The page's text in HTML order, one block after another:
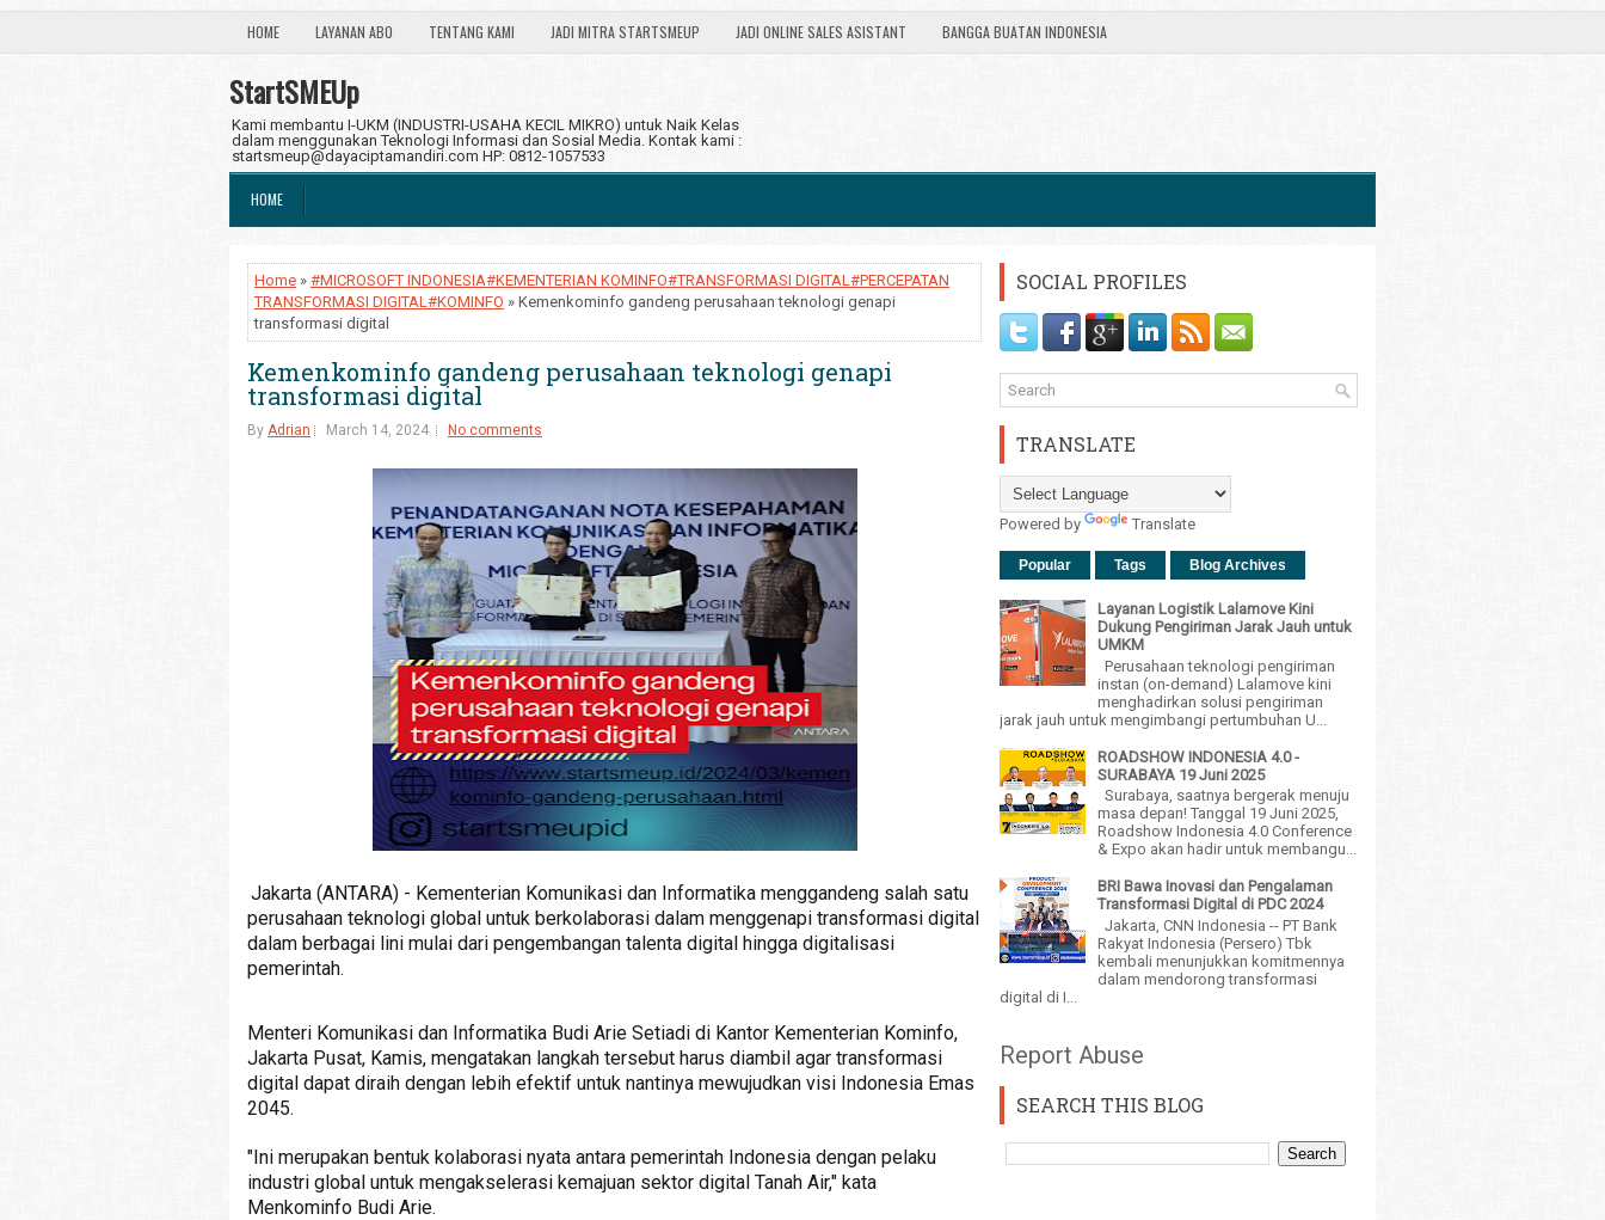
HOME LAYANAN ABO TENTANG KAMI JADI MITRA STARTSMEUP JADI ONLINE SALES ASISTANT BANGGA BUATAN INDONESIA
StartSMEUp
Kami membantu I-UKM (INDUSTRI-USAHA KECIL MIKRO) untuk Naik Kelas
dalam menggunakan Teknologi Informasi dan Sosial Media. Kontak kami :
startsmeup@dayaciptamandiri.com HP: 0812-1057533
HOME
Home » #MICROSOFT INDONESIA#KEMENTERIAN KOMINFO#TRANSFORMASI DIGITAL#PERCEPATAN
TRANSFORMASI DIGITAL#KOMINFO » Kemenkominfo gandeng perusahaan teknologi genapi
transformasi digital
Kemenkominfo gandeng perusahaan teknologi genapi
transformasi digital
By Adrian March 14, 2024 No comments
Jakarta (ANTARA) - Kementerian Komunikasi dan Informatika menggandeng salah satu
perusahaan teknologi global untuk berkolaborasi dalam menggenapi transformasi digital
dalam berbagai lini mulai dari pengembangan talenta digital hingga digitalisasi
pemerintah.
Menteri Komunikasi dan Informatika Budi Arie Setiadi di Kantor Kementerian Kominfo,
Jakarta Pusat, Kamis, mengatakan langkah tersebut harus diambil agar transformasi
digital dapat diraih dengan lebih efektif untuk nantinya mewujudkan visi Indonesia Emas
2045.
"Ini merupakan bentuk kolaborasi nyata antara pemerintah Indonesia dengan pelaku
industri global untuk mengakselerasi kemajuan sektor digital Tanah Air," kata
Menkominfo Budi Arie.
SOCIAL PROFILES
TRANSLATE
Powered by Translate
Popular Tags Blog Archives
Layanan Logistik Lalamove Kini
Dukung Pengiriman Jarak Jauh untuk
UMKM
Perusahaan teknologi pengiriman
instan (on-demand) Lalamove kini
menghadirkan solusi pengiriman
jarak jauh untuk mengimbangi pertumbuhan U...
ROADSHOW INDONESIA 4.0 -
SURABAYA 19 Juni 2025
Surabaya, saatnya bergerak menuju
masa depan! Tanggal 19 Juni 2025,
Roadshow Indonesia 4.0 Conference
& Expo akan hadir untuk membangu...
BRI Bawa Inovasi dan Pengalaman
Transformasi Digital di PDC 2024
Jakarta, CNN Indonesia -- PT Bank
Rakyat Indonesia (Persero) Tbk
kembali menunjukkan komitmennya
dalam mendorong transformasi
digital di I...
Report Abuse
SEARCH THIS BLOG